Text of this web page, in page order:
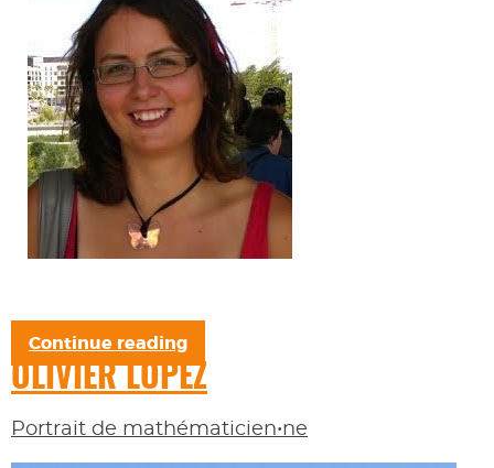
Continue reading
OLIVIER LOPEZ
Portrait de mathématicien•ne